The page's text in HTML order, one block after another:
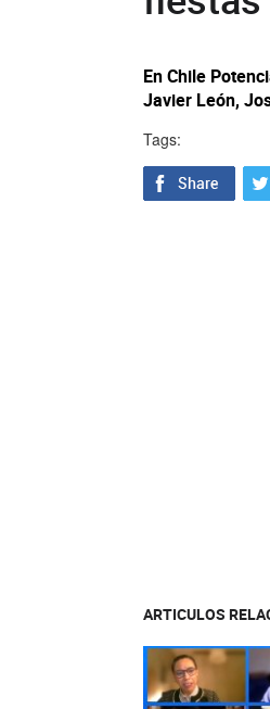
En Chile
Javier León,
Tags:
ARTICULOS